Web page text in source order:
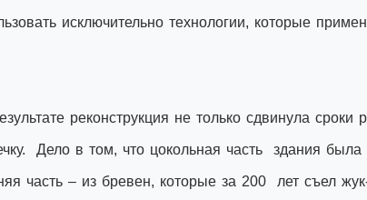
исключительно технологии, которые
реконструкция не только сдвинула сроки
Дело в том, что цокольная часть здания
часть – из бревен, которые за 200 лет съел